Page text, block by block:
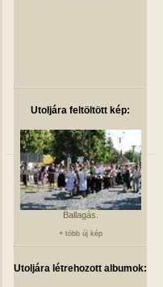
Utoljára feltöltött kép:
Ballagás.
+ több új kép
Utoljára létrehozott albumok: